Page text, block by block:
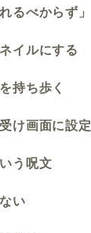
るべからず」
イルにする
持ち歩く
け画面に設定
う呪文
い